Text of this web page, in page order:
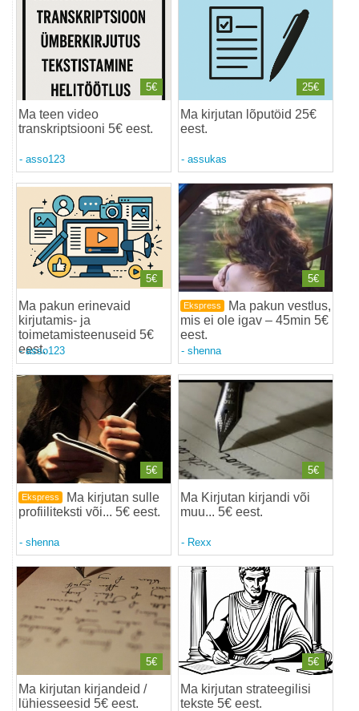
Ma teen video
transkriptsiooni 5€ eest.
- asso123
5€
Ma kirjutan lõputöid 25€
eest.
- assukas
25€
Ma pakun erinevaid
kirjutamis- ja
toimetamisteenuseid 5€
eest.
-asso123
5€
Ekspress
Ma pakun vestlus,
mis ei ole igav – 45min 5€
eest.
- shenna
5€
Ekspress
Ma kirjutan sulle
profiiliteksti või... 5€ eest.
- shenna
5€
Ma Kirjutan kirjandi või
muu... 5€ eest.
- Rexx
5€
Ma kirjutan kirjandeid /
lühiesseesid 5€ eest.
5€
Ma kirjutan strateegilisi
tekste 5€ eest.
5€